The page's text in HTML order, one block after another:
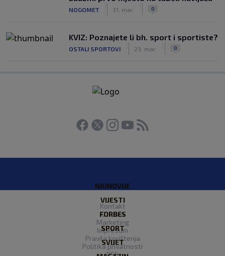
NOGOMET 31. mar. 0
KVIZ: Poznajete li bh. sport i sportiste?
OSTALI SPORTOVI 23. mar. 0
NAJNOVIJE
VIJESTI
FORBES
SPORT
SVIJET
Kontakt
O nama
Marketing
Impresum
Pravila korištenja
Politika privatnosti
RSS